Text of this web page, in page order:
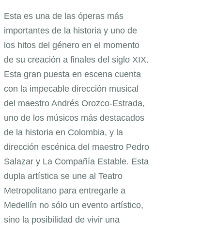
Esta es una de las óperas más
importantes de la historia y uno de
los hitos del género en el momento
de su creación a finales del siglo XIX.
Esta gran puesta en escena cuenta
con la impecable dirección musical
del maestro Andrés Orozco-Estrada,
uno de los músicos más destacados
de la historia en Colombia, y la
dirección escénica del maestro Pedro
Salazar y La Compañía Estable. Esta
dupla artística se une al Teatro
Metropolitano para entregarle a
Medellín no sólo un evento artístico,
sino la posibilidad de vivir una